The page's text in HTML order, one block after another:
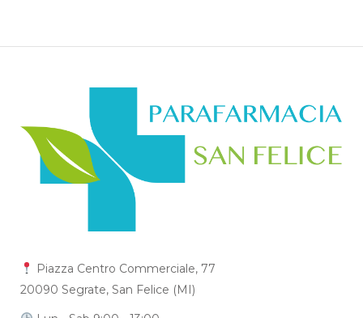
Piazza Centro Commerciale, 77
20090 Segrate, San Felice (MI)